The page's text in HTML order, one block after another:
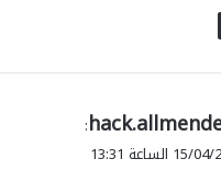
:
الساعة 13:31